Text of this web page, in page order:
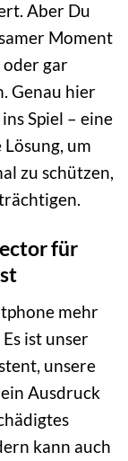
Aber Du
Moment
oder gar
Genau hier
Spiel – eine
um
zu schützen,
für
mehr
ist unser
unsere
Ausdruck
kann auch